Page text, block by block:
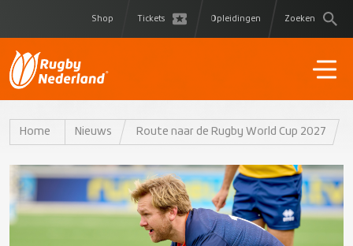
Shop Tickets Opleidingen Zoeken
Home Nieuws Route naar de Rugby World Cup 2027